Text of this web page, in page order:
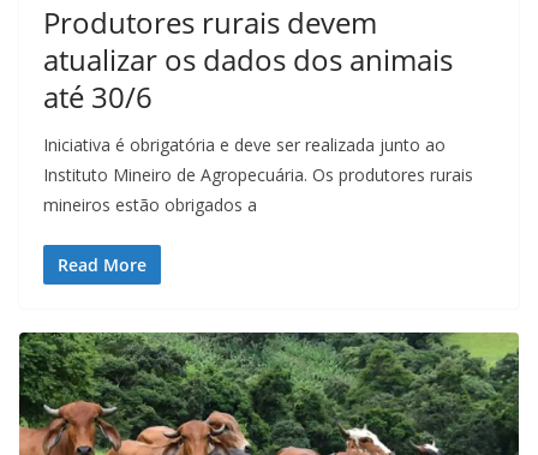
Produtores rurais devem
atualizar os dados dos animais
até 30/6
Iniciativa é obrigatória e deve ser realizada junto ao
Instituto Mineiro de Agropecuária. Os produtores rurais
mineiros estão obrigados a
Read More